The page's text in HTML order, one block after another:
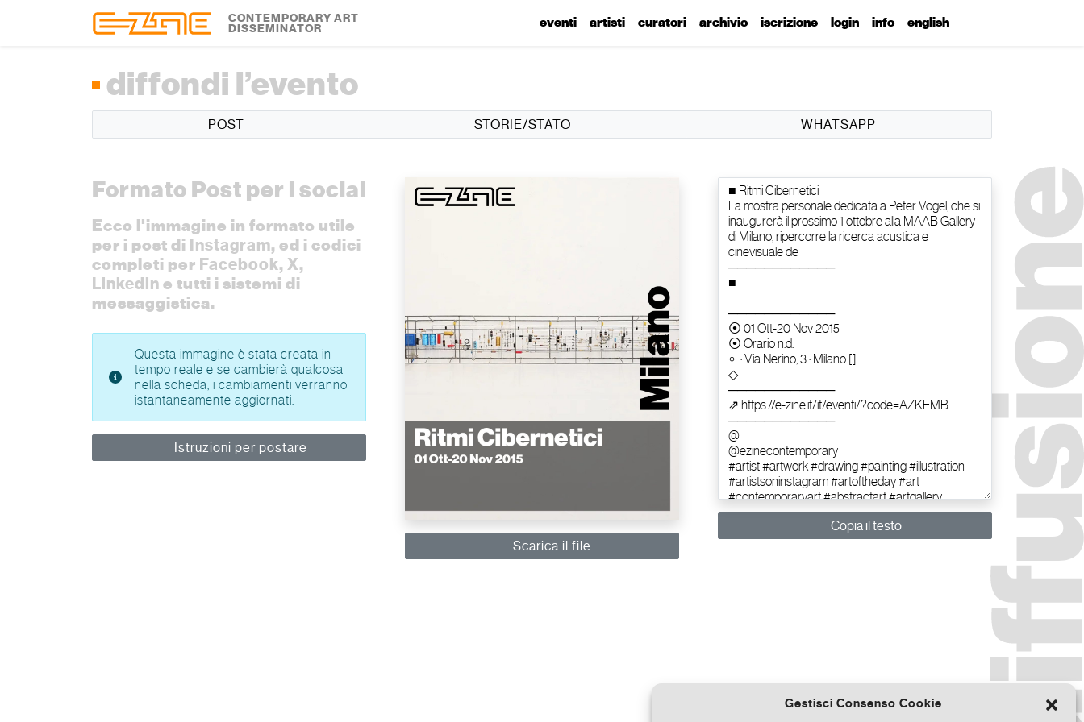
Gestisci Consenso Cookie
CONTEMPORARY ART
DISSEMINATOR eventi artisti curatori archivio iscrizione login info english
diffondi l’evento
POST STORIE/STATO WHATSAPP
Formato Post per i social
Ecco l'immagine in formato utile
per i post di Instagram, ed i codici
completi per Facebook, X,
Linkedin e tutti i sistemi di
messaggistica.
Questa immagine è stata creata in
tempo reale e se cambierà qualcosa
nella scheda, i cambiamenti verranno
istantaneamente aggiornati.
Istruzioni per postare
Scarica il file
Copia il testo